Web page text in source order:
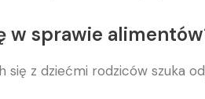
w sprawie
się z dziećmi rodziców szuka